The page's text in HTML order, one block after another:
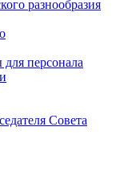
разнообразия
персонала
Совета